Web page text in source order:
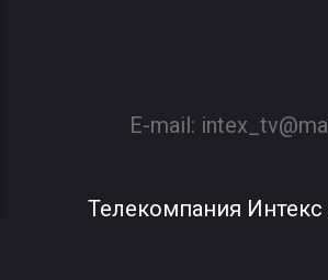
E-mail:
Телекомпания Интекс